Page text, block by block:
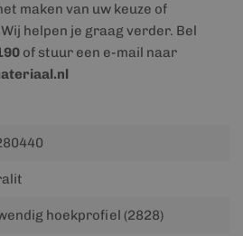
maken van uw keuze of
helpen je graag verder. Bel
of stuur een e-mail naar
hoekprofiel (2828)